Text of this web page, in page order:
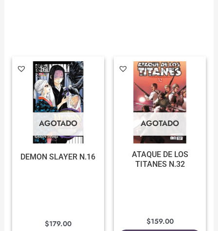
AGOTADO
DEMON SLAYER N.16
$179.00
AGOTADO
ATAQUE DE LOS
TITANES N.32
$159.00